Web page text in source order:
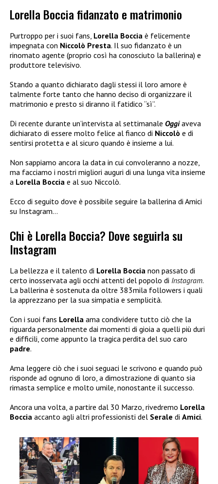
Lorella Boccia fidanzato e matrimonio
Purtroppo per i suoi fans, Lorella Boccia è felicemente
impegnata con Niccolò Presta. Il suo fidanzato è un
rinomato agente (proprio così ha conosciuto la ballerina) e
produttore televisivo.
Stando a quanto dichiarato dagli stessi il loro amore è
talmente forte tanto che hanno deciso di organizzare il
matrimonio e presto si diranno il fatidico “sì”.
Di recente durante un’intervista al settimanale Oggiaveva
dichiarato di essere molto felice al fianco di Niccolò e di
sentirsi protetta e al sicuro quando è insieme a lui.
Non sappiamo ancora la data in cui convoleranno a nozze,
ma facciamo i nostri migliori auguri di una lunga vita insieme
a Lorella Boccia e al suo Niccolò.
Ecco di seguito dove è possibile seguire la ballerina di Amici
su Instagram…
Chi è Lorella Boccia? Dove seguirla su
Instagram
La bellezza e il talento di Lorella Boccia non passato di
certo inosservata agli occhi attenti del popolo di Instagram.
La ballerina è sostenuta da oltre 383mila followers i quali
la apprezzano per la sua simpatia e semplicità.
Con i suoi fans Lorella ama condividere tutto ciò che la
riguarda personalmente dai momenti di gioia a quelli più duri
e difficili, come appunto la tragica perdita del suo caro
padre.
Ama leggere ciò che i suoi seguaci le scrivono e quando può
risponde ad ognuno di loro, a dimostrazione di quanto sia
rimasta semplice e molto umile, nonostante il successo.
Ancora una volta, a partire dal 30 Marzo, rivedremo Lorella
Boccia accanto agli altri professionisti del Serale di Amici.